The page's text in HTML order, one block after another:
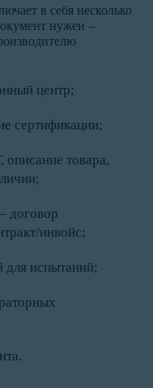
в себя несколько
нужен –
центр;
сертификации;
товара,
договор
инвойс;
для испытаний;